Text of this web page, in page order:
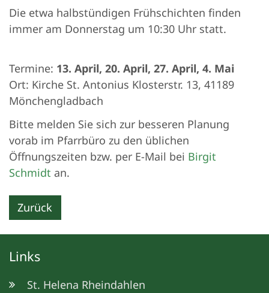
Die etwa halbstündigen Frühschichten finden
immer am Donnerstag um 10:30 Uhr statt.
Termine: 13. April, 20. April, 27. April, 4. Mai
Ort: Kirche St. Antonius Klosterstr. 13, 41189
Mönchengladbach
Bitte melden Sie sich zur besseren Planung
vorab im Pfarrbüro zu den üblichen
Öffnungszeiten bzw. per E-Mail bei Birgit
Schmidt an.
Zurück
Links
St. Helena Rheindahlen